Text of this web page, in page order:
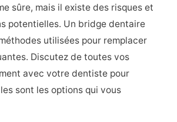
sûre, mais il existe des risques et
potentielles. Un bridge dentaire
méthodes utilisées pour remplacer
Discutez de toutes vos
avec votre dentiste pour
sont les options qui vous